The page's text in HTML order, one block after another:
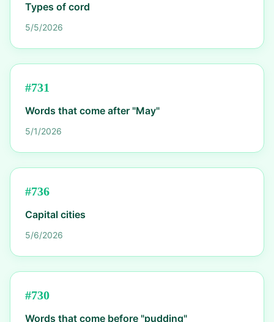
Types of cord
5/5/2026
#731
Words that come after "May"
5/1/2026
#736
Capital cities
5/6/2026
#730
Words that come before "pudding"